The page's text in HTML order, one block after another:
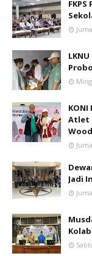
Atlet
Jadi